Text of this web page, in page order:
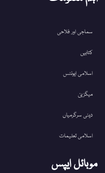
سماجی اور فلاحی
کتابیں
اسلامی ایونٹس
میگزین
دینی سرگرمیاں
اسلامی تعلیمات
موبائل ایپس